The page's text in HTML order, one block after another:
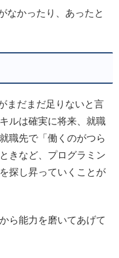
なかったり、あったと
まだまだ足りないと言
ルは確実に将来、就職
職先で「働くのがつら
きなど、プログラミン
探し昇っていくことが
ら能力を磨いてあげて